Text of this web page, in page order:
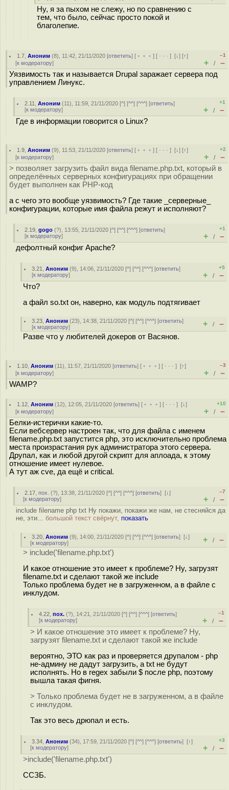
Ну, я за пыхом не слежу, но по сравнению с
тем, что было, сейчас просто покой и
благолепие.
1.7 ,Аноним (8), 11:42, 21/11/2020 [ответить] [ ﹢﹢﹢] [ · · ·][↓] [↑]
[к модератору]
–1
+ / –
Уязвимость так и называется Drupal заражает сервера под
управлением Линукс.
2.11 ,Аноним (11), 11:59, 21/11/2020 [^] [^^] [^^^] [ответить]
[к модератору]
+1
+ / –
Где в информации говорится о Linux?
1.9 ,Аноним (9), 11:53, 21/11/2020 [ответить] [ ﹢﹢﹢] [ · · ·][↓] [↑]
[к модератору]
+2
+ / –
> позволяет загрузить файл вида filename.php.txt, который в
определённых серверных конфигурациях при обращении
будет выполнен как PHP-код
а с чего это вообще уязвимость? Где такие _серверные_
конфигурации, которые имя файла режут и исполняют?
2.19 ,gogo (?), 13:55, 21/11/2020 [^] [^^] [^^^] [ответить]
[к модератору]
+1
+ / –
дефолтный конфиг Apache?
3.21 ,Аноним (9), 14:06, 21/11/2020 [^] [^^] [^^^] [ответить]
[к модератору]
+5
+ / –
Что?
а файл so.txt он, наверно, как модуль подтягивает
3.23 ,Аноним (23), 14:38, 21/11/2020 [^] [^^] [^^^] [ответить]
[к модератору] + / –
Разве что у любителей докеров от Васянов.
1.10 ,Аноним (11), 11:57, 21/11/2020 [ответить] [ ﹢﹢﹢] [ · · ·][↑]
[к модератору]
–3
+ / –
WAMP?
1.12 ,Аноним (12), 12:05, 21/11/2020 [ответить] [ ﹢﹢﹢] [ · · ·][↓]
[к модератору]
+10
+ / –
Белки-истерички какие-то.
Если вебсервер настроен так, что для файла с именем
filename.php.txt запустится php, это исключительно проблема
места произрастания рук администратора этого сервера.
Друпал, как и любой другой скрипт для аплоада, к этому
отношение имеет нулевое.
А тут аж cve, да ещё и critical.
2.17 ,пох. (?), 13:38, 21/11/2020 [^] [^^] [^^^] [ответить][↓]
[к модератору]
–7
+ / –
include filename php txt Ну покажи, покажи же нам, не стесняйся да
не, эти... большой текст свёрнут, показать
3.20 ,Аноним (9), 14:00, 21/11/2020 [^] [^^] [^^^] [ответить][↓]
[к модератору] + / –
> include('filename.php.txt')
И какое отношение это имеет к проблеме? Ну, загрузят
filename.txt и сделают такой же include
Только проблема будет не в загруженном, а в файле с
инклудом.
4.22 ,пох. (?), 14:21, 21/11/2020 [^] [^^] [^^^] [ответить]
[к модератору]
–1
+ / –
> И какое отношение это имеет к проблеме? Ну,
загрузят filename.txt и сделают такой же include
вероятно, ЭТО как раз и проверяется друпалом - php
не-админу не дадут загрузить, а txt не будут
исполнять. Но в regex забыли $ после php, поэтому
вышла такая фигня.
> Только проблема будет не в загруженном, а в файле
с инклудом.
Так это весь дрюпал и есть.
3.34 ,Аноним (34), 17:59, 21/11/2020 [^] [^^] [^^^] [ответить][↑]
[к модератору]
+3
+ / –
>include('filename.php.txt')
ССЗБ.